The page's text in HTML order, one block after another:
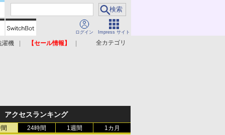
ログイン Impress サイト
全カテゴリ
濯機
【セール情報】
アクセスランキング
24時間 1週間 1カ月